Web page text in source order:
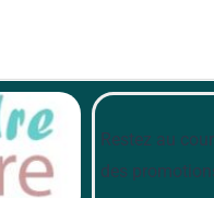
Restez au
des